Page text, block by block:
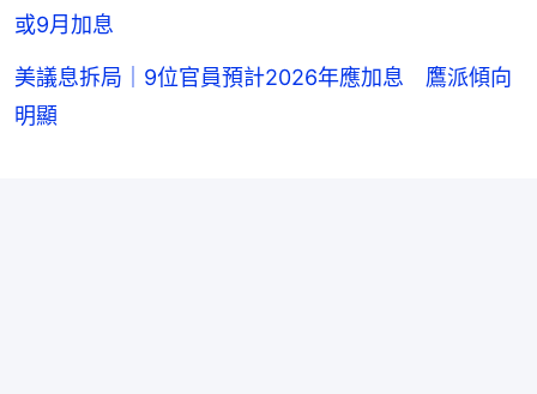
或9月加息
美議息拆局｜9位官員預計2026年應加息 鷹派傾向
明顯